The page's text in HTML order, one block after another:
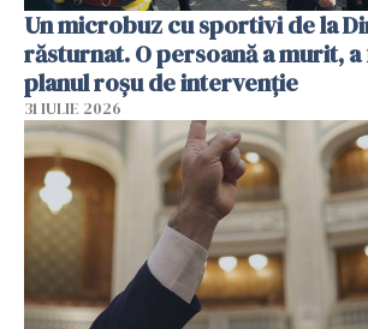
Un microbuz cu sportivi de la
răsturnat. O persoană a murit,
planul roșu de intervenție
31 IULIE 2026